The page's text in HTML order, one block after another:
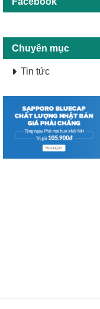
Chuyên mục
Tin tức